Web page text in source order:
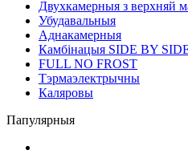
Двухкамерныя з верхняй
Убудавальныя
Аднакамерныя
Камбінацыя SIDE BY
FULL NO FROST
Тэрмаэлектрычны
Каляровы
Папулярныя